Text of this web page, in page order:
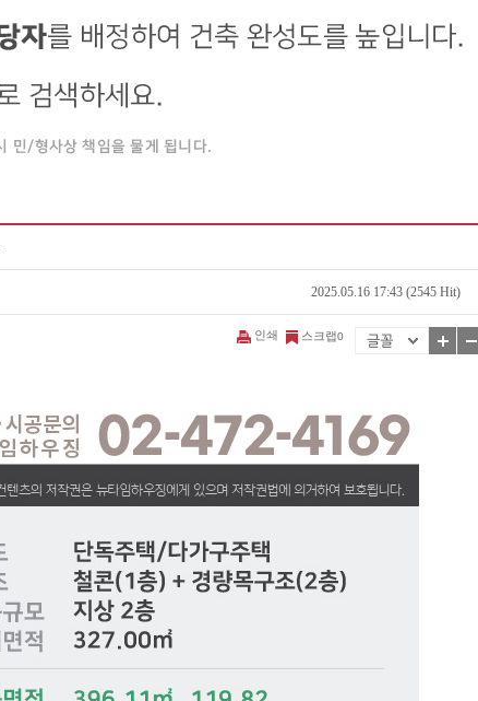
2025.05.16 17:43 (2545 Hit)
인쇄 스크랩0